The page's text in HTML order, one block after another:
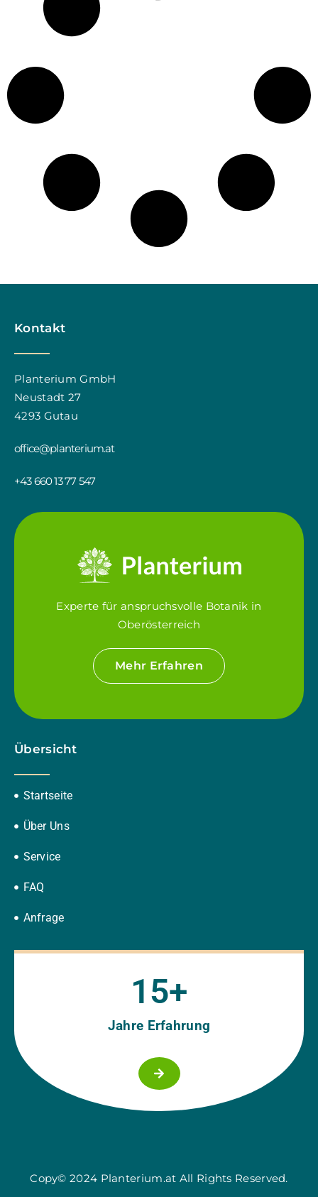
Kontakt
Planterium GmbH
Neustadt 27
4293 Gutau
office@planterium.at
+43 660 13 77 547
Experte für anspruchsvolle Botanik in
Oberösterreich
Mehr Erfahren
Übersicht
Startseite
Über Uns
Service
FAQ
Anfrage
Jahre Erfahrung
15+
Copy© 2024 Planterium.at All Rights Reserved.